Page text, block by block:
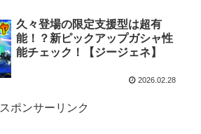
久々登場の限定支援型は超有
能！？新ピックアップガシャ性
能チェック！【ジージェネ】
2026.02.28
スポンサーリンク